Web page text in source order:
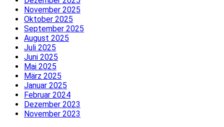
November 2025
Oktober 2025
September 2025
August 2025
Juli 2025
Juni 2025
Mai 2025
März 2025
Januar 2025
Februar 2024
Dezember 2023
November 2023